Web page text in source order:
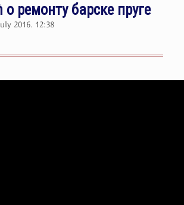
о ремонту барске пруге
2016. 12:38